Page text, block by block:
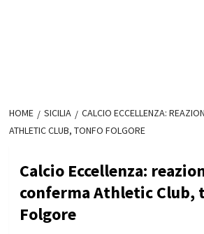
HOME SICILIA
CALCIO ECCELLENZA:
ATHLETIC CLUB, TONFO FOLGORE
Calcio Eccellenza:
conferma Athletic Club,
Folgore